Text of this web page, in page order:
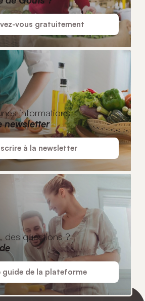
vous gratuitement
informations
newsletter
à la newsletter
des questions ?
guide de la plateforme